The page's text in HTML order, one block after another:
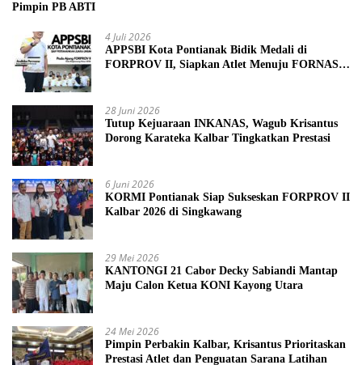
Pimpin PB ABTI
4 Juli 2026
APPSBI Kota Pontianak Bidik Medali di
FORPROV II, Siapkan Atlet Menuju FORNAS
28 Juni 2026
Tutup Kejuaraan INKANAS, Wagub Krisantus
Dorong Karateka Kalbar Tingkatkan Prestasi
6 Juni 2026
KORMI Pontianak Siap Sukseskan FORPROV II
Kalbar 2026 di Singkawang
29 Mei 2026
KANTONGI 21 Cabor Decky Sabiandi Mantap
Maju Calon Ketua KONI Kayong Utara
24 Mei 2026
Pimpin Perbakin Kalbar, Krisantus Prioritaskan
Prestasi Atlet dan Penguatan Sarana Latihan